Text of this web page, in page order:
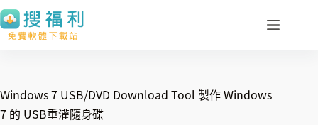
跳
至
容
Windows 7 USB/DVD Download Tool 製作 Windows
7 的 USB重灌隨身碟